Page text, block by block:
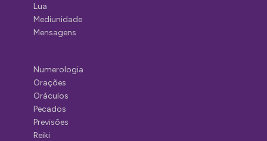
Lua
Mediunidade
Mensagens
Numerologia
Orações
Oráculos
Pecados
Previsões
Reiki